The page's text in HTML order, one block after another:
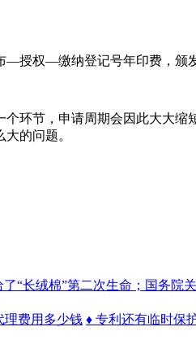
权—缴纳登记号年印费，颁发
环节，申请周期会因此大大缩
的问题。
“长绒棉”第二次生命；国务院
理费用多少钱 ♦ 专利还有临时保